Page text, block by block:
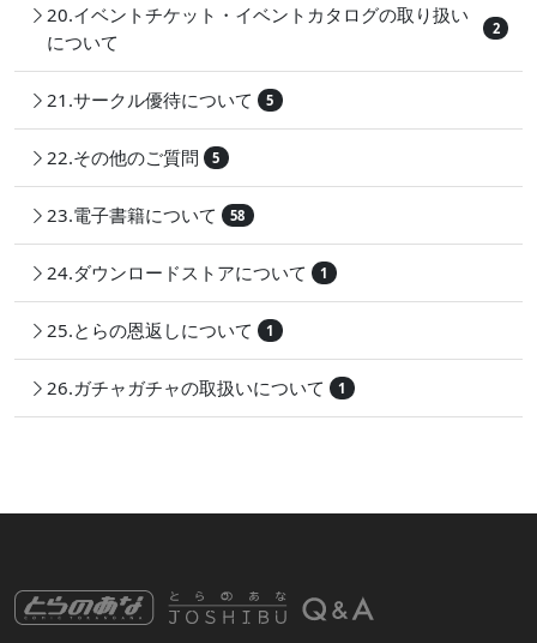
20.イベントチケット・イベントカタログの取り扱い
について
2
21.サークル優待について 5
22.その他のご質問 5
23.電子書籍について 58
24.ダウンロードストアについて 1
25.とらの恩返しについて 1
26.ガチャガチャの取扱いについて 1